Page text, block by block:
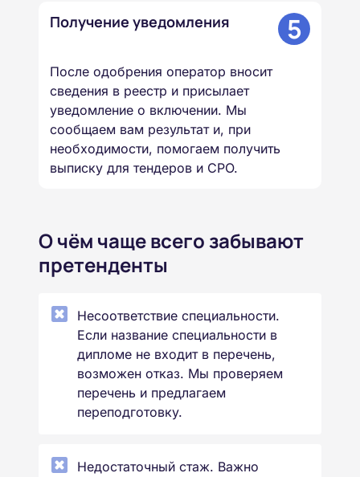
Получение уведомления 5
После одобрения оператор вносит
сведения в реестр и присылает
уведомление о включении. Мы
сообщаем вам результат и, при
необходимости, помогаем получить
выписку для тендеров и СРО.
О чём чаще всего забывают
претенденты
Несоответствие специальности.
Если название специальности в
дипломе не входит в перечень,
возможен отказ. Мы проверяем
перечень и предлагаем
переподготовку.
Недостаточный стаж. Важно